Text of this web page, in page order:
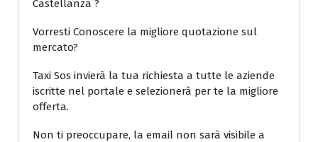
Castellanza ?
Vorresti Conoscere la migliore quotazione sul
mercato?
Taxi Sos invierà la tua richiesta a tutte le aziende
iscritte nel portale e selezionerà per te la migliore
offerta.
Non ti preoccupare, la email non sarà visibile a